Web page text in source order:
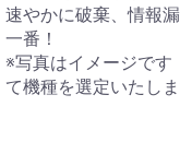
速やかに破棄、情報
一番！
※写真はイメージです
て機種を選定いたしま